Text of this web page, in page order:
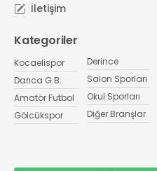
İletişim
Kategoriler
Kocaelispor
Darıca G.B.
Amatör Futbol
Gölcükspor
Derince
Salon Sporları
Okul Sporları
Diğer Branşlar